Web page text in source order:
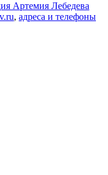
Артемия Лебедева
, адреса и телефоны